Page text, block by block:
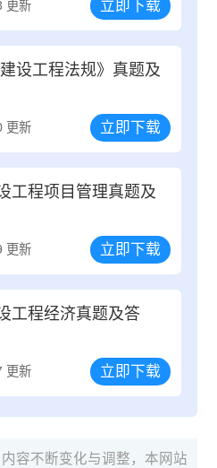
更新 立即下载
设工程法规》真题及
更新 立即下载
工程项目管理真题及
更新 立即下载
工程经济真题及答
更新 立即下载
容不断变化与调整，本网站